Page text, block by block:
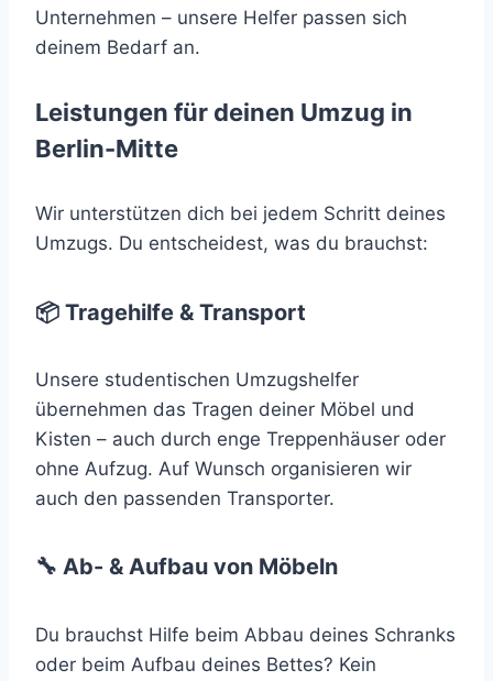
Unternehmen – unsere Helfer passen sich
deinem Bedarf an.
Leistungen für deinen Umzug in
Berlin-Mitte
Wir unterstützen dich bei jedem Schritt deines
Umzugs. Du entscheidest, was du brauchst:
📦 Tragehilfe & Transport
Unsere studentischen Umzugshelfer
übernehmen das Tragen deiner Möbel und
Kisten – auch durch enge Treppenhäuser oder
ohne Aufzug. Auf Wunsch organisieren wir
auch den passenden Transporter.
🔧 Ab- & Aufbau von Möbeln
Du brauchst Hilfe beim Abbau deines Schranks
oder beim Aufbau deines Bettes? Kein